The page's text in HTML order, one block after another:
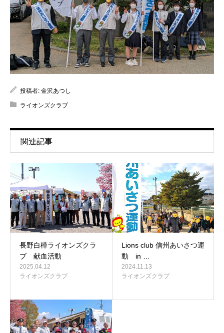
投稿者: 金沢あつし
ライオンズクラブ
関連記事
長野白樺ライオンズクラ
ブ 献血活動
2025.04.12
ライオンズクラブ
Lions club 信州あいさつ運
動 in …
2024.11.13
ライオンズクラブ